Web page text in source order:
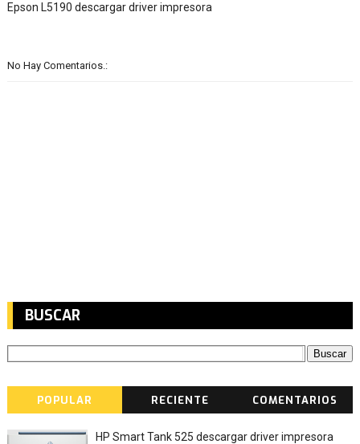
Epson L5190 descargar driver impresora
No Hay Comentarios.:
BUSCAR
POPULAR RECIENTE COMENTARIOS
HP Smart Tank 525 descargar driver impresora